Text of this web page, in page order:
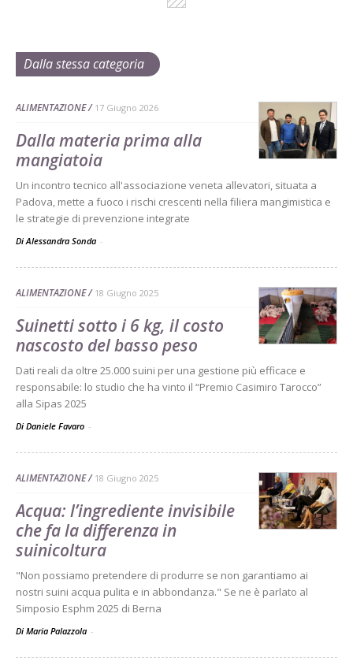
Dalla stessa categoria
ALIMENTAZIONE 17 Giugno 2026
Dalla materia prima alla
mangiatoia
Un incontro tecnico all'associazione veneta allevatori, situata a
Padova, mette a fuoco i rischi crescenti nella filiera mangimistica e
le strategie di prevenzione integrate
Di Alessandra Sonda -
ALIMENTAZIONE 18 Giugno 2025
Suinetti sotto i 6 kg, il costo
nascosto del basso peso
Dati reali da oltre 25.000 suini per una gestione più efficace e
responsabile: lo studio che ha vinto il “Premio Casimiro Tarocco”
alla Sipas 2025
Di Daniele Favaro -
ALIMENTAZIONE 18 Giugno 2025
Acqua: l’ingrediente invisibile
che fa la differenza in
suinicoltura
"Non possiamo pretendere di produrre se non garantiamo ai
nostri suini acqua pulita e in abbondanza." Se ne è parlato al
Simposio Esphm 2025 di Berna
Di Maria Palazzola -